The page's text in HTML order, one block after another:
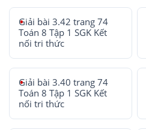
Giải bài 3.42 trang 74
Toán 8 Tập 1 SGK Kết
nối tri thức
Giải bài 3.40 trang 74
Toán 8 Tập 1 SGK Kết
nối tri thức